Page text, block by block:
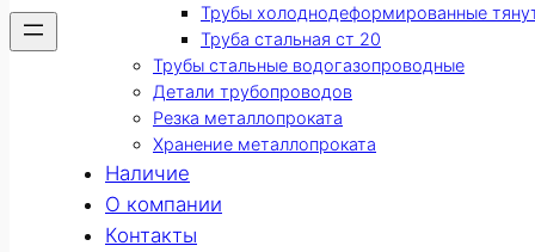
Трубы холоднодеформированные
Труба стальная ст 20
Трубы стальные водогазопроводные
Детали трубопроводов
Резка металлопроката
Хранение металлопроката
Наличие
О компании
Контакты